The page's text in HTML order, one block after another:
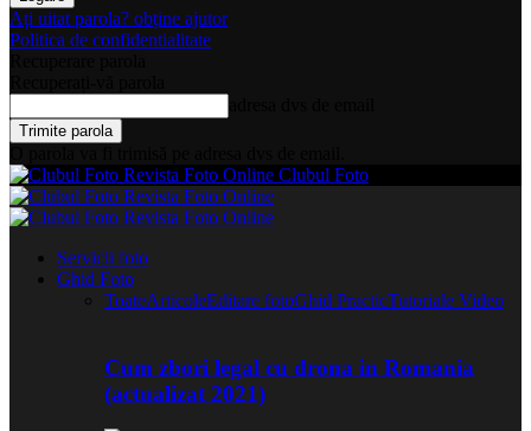
Ați uitat parola? obține ajutor
Politica de confidentialitate
Clubul Foto
Servicii foto
Ghid Foto
ToateArticoleEditare fotoGhid PracticTutoriale Video
Cum zbori legal cu drona in Romania
(actualizat 2021)